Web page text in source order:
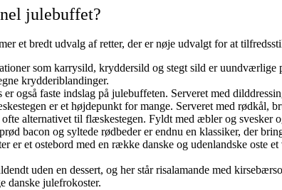
julebuffet?
et bredt udvalg af retter, der er nøje udvalgt for at
som karrysild, kryddersild og stegt sild er uundværlige
krydderiblandinger.
også faste indslag på julebuffeten. Serveret med
er et højdepunkt for mange. Serveret med rødkål,
alternativet til flæskestegen. Fyldt med æbler og
bacon og syltede rødbeder er endnu en klassiker, der
er et ostebord med en række danske og udenlandske
uden en dessert, og her står risalamande med
danske julefrokoster.